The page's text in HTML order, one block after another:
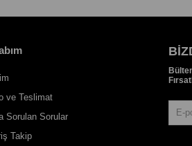
ve Teslimat
Sorulan Sorular
Takip